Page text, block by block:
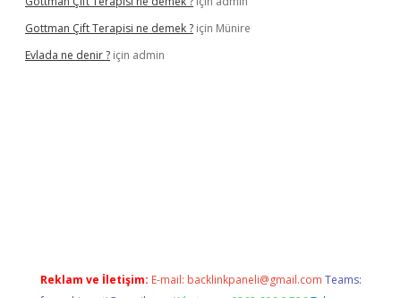
Gottman Çift Terapisi ne demek ? için Münire
Evlada ne denir ? için admin
Reklam ve İletişim: E-mail: backlinkpaneli@gmail.com Teams: